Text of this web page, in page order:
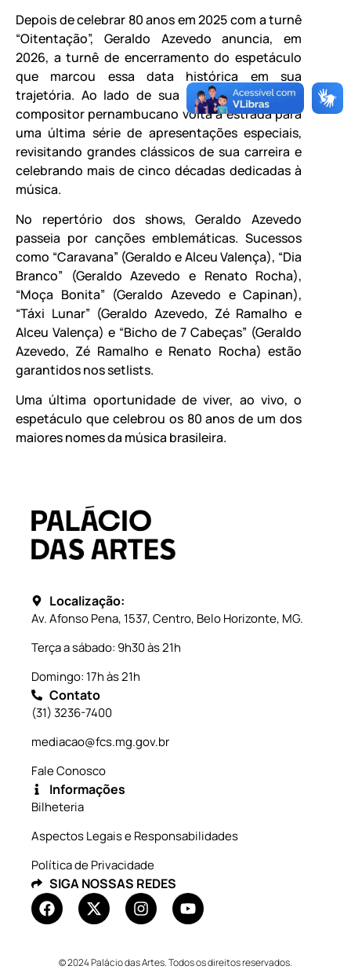
Depois de celebrar 80 anos em 2025 com a turnê
“Oitentação”, Geraldo Azevedo anuncia, em
2026, a turnê de encerramento do espetáculo
que marcou essa data histórica em sua
trajetória. Ao lado de sua banda, o cantor e
compositor pernambucano volta à estrada para
uma última série de apresentações especiais,
revisitando grandes clássicos de sua carreira e
celebrando mais de cinco décadas dedicadas à
música.
No repertório dos shows, Geraldo Azevedo
passeia por canções emblemáticas. Sucessos
como “Caravana” (Geraldo e Alceu Valença), “Dia
Branco” (Geraldo Azevedo e Renato Rocha),
“Moça Bonita” (Geraldo Azevedo e Capinan),
“Táxi Lunar” (Geraldo Azevedo, Zé Ramalho e
Alceu Valença) e “Bicho de 7 Cabeças” (Geraldo
Azevedo, Zé Ramalho e Renato Rocha) estão
garantidos nos setlists.
Uma última oportunidade de viver, ao vivo, o
espetáculo que celebrou os 80 anos de um dos
maiores nomes da música brasileira.
Localização:
Av. Afonso Pena, 1537, Centro, Belo Horizonte, MG.
Terça a sábado: 9h30 às 21h
Domingo: 17h às 21h
Contato
(31) 3236-7400
mediacao@fcs.mg.gov.br
Fale Conosco
Informações
Bilheteria
Aspectos Legais e Responsabilidades
Política de Privacidade
SIGA NOSSAS REDES
© 2024 Palácio das Artes. Todos os direitos reservados.